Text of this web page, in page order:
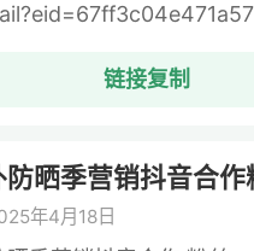
链接复制
晒季营销抖音合作
年4月18日